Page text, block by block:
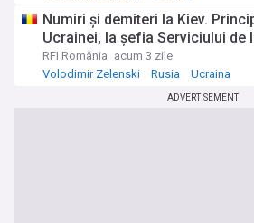
Numiri și demiteri la Kiev.
Ucrainei, la șefia Serviciului de
RFI România acum 3 zile
Volodimir Zelenski
Rusia Ucraina
ADVERTISEMENT